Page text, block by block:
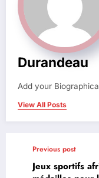
Durandeau
Add your
View All Posts
Previous post
Jeux sportifs